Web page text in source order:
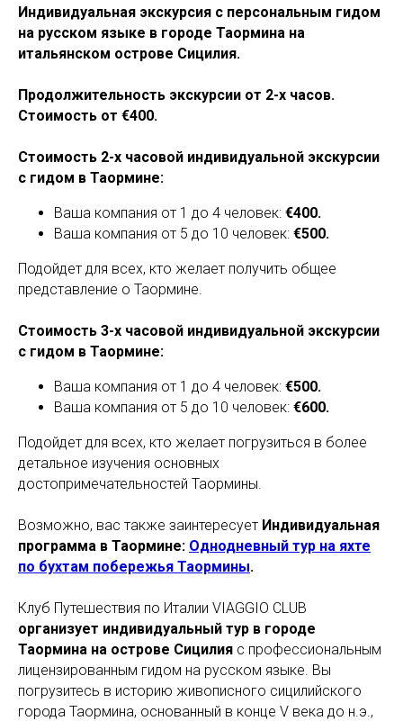
Индивидуальная экскурсия с персональным гидом
на русском языке в городе Таормина на
итальянском острове Сицилия.
Продолжительность экскурсии от 2-х часов.
Стоимость от €400.
Стоимость 2-х часовой индивидуальной экскурсии
с гидом в Таормине:
Ваша компания от 1 до 4 человек: €400.
Ваша компания от 5 до 10 человек: €500.
Подойдет для всех, кто желает получить общее
представление о Таормине.
Стоимость 3-х часовой индивидуальной экскурсии
с гидом в Таормине:
Ваша компания от 1 до 4 человек: €500.
Ваша компания от 5 до 10 человек: €600.
Подойдет для всех, кто желает погрузиться в более
детальное изучения основных
достопримечательностей Таормины.
Возможно, вас также заинтересует Индивидуальная
программа в Таормине: Однодневный тур на яхте
по бухтам побережья Таормины.
Клуб Путешествия по Италии VIAGGIO CLUB
организует индивидуальный тур в городе
Таормина на острове Сицилия с профессиональным
лицензированным гидом на русском языке. Вы
погрузитесь в историю живописного сицилийского
города Таормина, основанный в конце V века до н.э.,